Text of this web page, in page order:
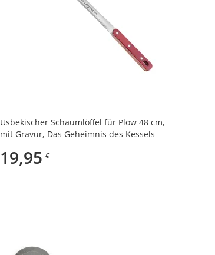
Usbekischer Schaumlöffel für Plow 48 cm,
mit Gravur, Das Geheimnis des Kessels
19,95 €